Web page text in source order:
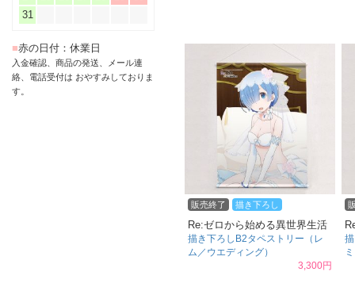
販売終了 描き下ろし
Re:ゼロから始める異世界生活
描き下ろしB2タペストリー（レ
ム／ウエディング）
3,300円
31
■赤の日付：休業日
入金確認、商品の発送、メール連
絡、電話受付は おやすみしておりま
す。